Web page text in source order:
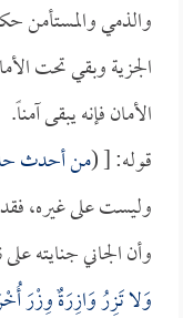
والذمي والمستأمن
الجزية وبقي تحت
الأمان فإنه يبقى آمناً.
قوله: [ (من أحدث
وليست على غيره،
وأن الجاني جنايته
وَلا تَزِرُ وَازِرَةٌ وِزْرَ